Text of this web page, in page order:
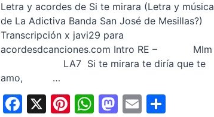
Letra y acordes de Si te mirara (Letra y música
de La Adictiva Banda San José de Mesillas?)
Transcripción x javi29 para
acordesdcanciones.com Intro RE – MIm
LA7 Si te mirara te diría que te
amo, …
Facebook
X Pinterest
WhatsApp
Mastodon
EmailShare